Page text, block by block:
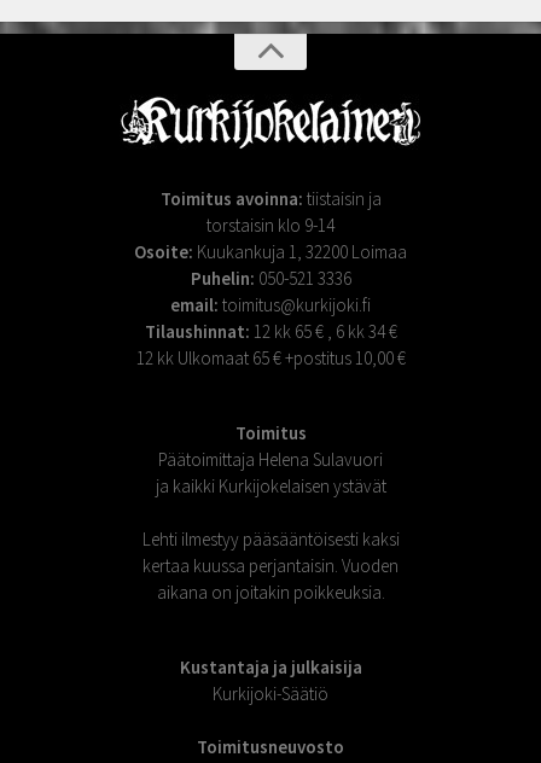
Toimitus avoinna: tiistaisin ja
torstaisin klo 9-14
Osoite: Kuukankuja 1, 32200 Loimaa
Puhelin: 050-521 3336
email: toimitus@kurkijoki.fi
Tilaushinnat: 12 kk 65 € , 6 kk 34 €
12 kk Ulkomaat 65 € +postitus 10,00 €
Toimitus
Päätoimittaja Helena Sulavuori
ja kaikki Kurkijokelaisen ystävät
Lehti ilmestyy pääsääntöisesti kaksi
kertaa kuussa perjantaisin. Vuoden
aikana on joitakin poikkeuksia.
Kustantaja ja julkaisija
Kurkijoki-Säätiö
Toimitusneuvosto